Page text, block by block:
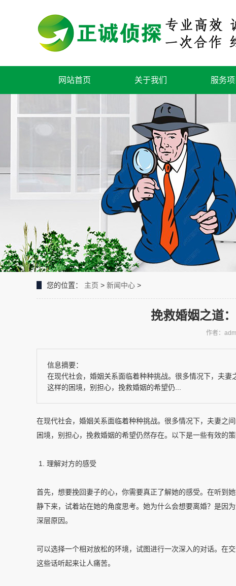
网站首页 关于我们 服务项
您的位置： 主页 > 新闻中心 >
挽救婚姻之道
作者：
信息摘要：
在现代社会，婚姻关系面临着种种挑战。很多情况下，夫
这样的困境，别担心，挽救婚姻的希望仍...
在现代社会，婚姻关系面临着种种挑战。很多情况下，夫妻之
困境，别担心，挽救婚姻的希望仍然存在。以下是一些有效的
1. 理解对方的感受
首先，想要挽回妻子的心，你需要真正了解她的感受。在听到
静下来，试着站在她的角度思考。她为什么会想要离婚？是因
深层原因。
可以选择一个相对放松的环境，试图进行一次深入的对话。在
这些话听起来让人痛苦。